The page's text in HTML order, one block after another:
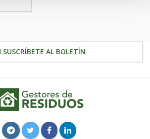
SUSCRÍBETE AL BOLETÍN